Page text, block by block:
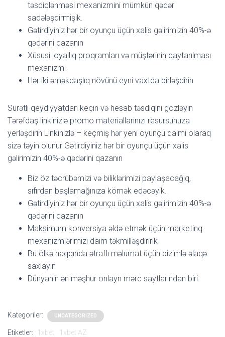
təsdiqlənməsi mexanizmini mümkün qədər
sadələşdirmişik.
Gətirdiyiniz hər bir oyunçu üçün xalis gəlirimizin 40%-ə
qədərini qazanın
Xüsusi loyallıq proqramları və müştərinin qaytarılması
mexanizmi
Hər iki əməkdaşlıq növünü eyni vaxtda birləşdirin
Sürətli qeydiyyatdan keçin və hesab təsdiqini gözləyin
Tərəfdaş linkinizlə promo materiallarınızı resursunuza
yerləşdirin Linkinizlə – keçmiş hər yeni oyunçu daimi olaraq
sizə təyin olunur Gətirdiyiniz hər bir oyunçu üçün xalis
gəlirimizin 40%-ə qədərini qazanın
Biz öz təcrübəmizi və biliklərimizi paylaşacağıq,
sıfırdan başlamağınıza kömək edəcəyik.
Gətirdiyiniz hər bir oyunçu üçün xalis gəlirimizin 40%-ə
qədərini qazanın
Maksimum konversiya əldə etmək üçün marketinq
mexanizmlərimizi daim təkmilləşdiririk
Bu ölkə haqqında ətraflı məlumat üçün bizimlə əlaqə
saxlayın
Dünyanın ən məşhur onlayn mərc saytlarından biri.
Kategoriler: UNCATEGORIZED
Etiketler: 1xbet 1xbet AZ